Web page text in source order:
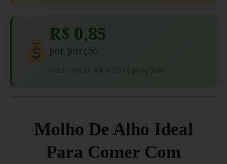
R$ 0,85
por porção
Custo total: R$ 3,40 (4 porções)
Molho De Alho Ideal
Para Comer Com